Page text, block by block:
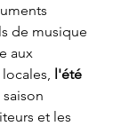
de musique
aux
l'été
et les